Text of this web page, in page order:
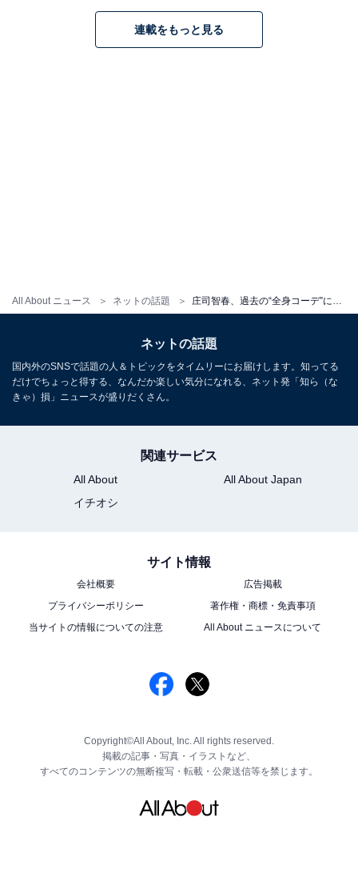
All About ニュース ネットの話題
連載をもっと見る
ネットの話題
国内外のSNSで話題の人＆トピックをタイムリーにお届けします。知ってる
だけでちょっと得する、なんだか楽しい気分になれる、ネット発「知ら（な
きゃ）損」ニュースが盛りだくさん。
関連サービス
All About
All About Japan
イチオシ
サイト情報
会社概要
広告掲載
プライバシーポリシー
著作権・商標・免責事項
当サイトの情報についての注意
All About ニュースについて
Copyright©All About, Inc. All rights reserved.
掲載の記事・写真・イラストなど、
すべてのコンテンツの無断複写・転載・公衆送信等を禁じます。